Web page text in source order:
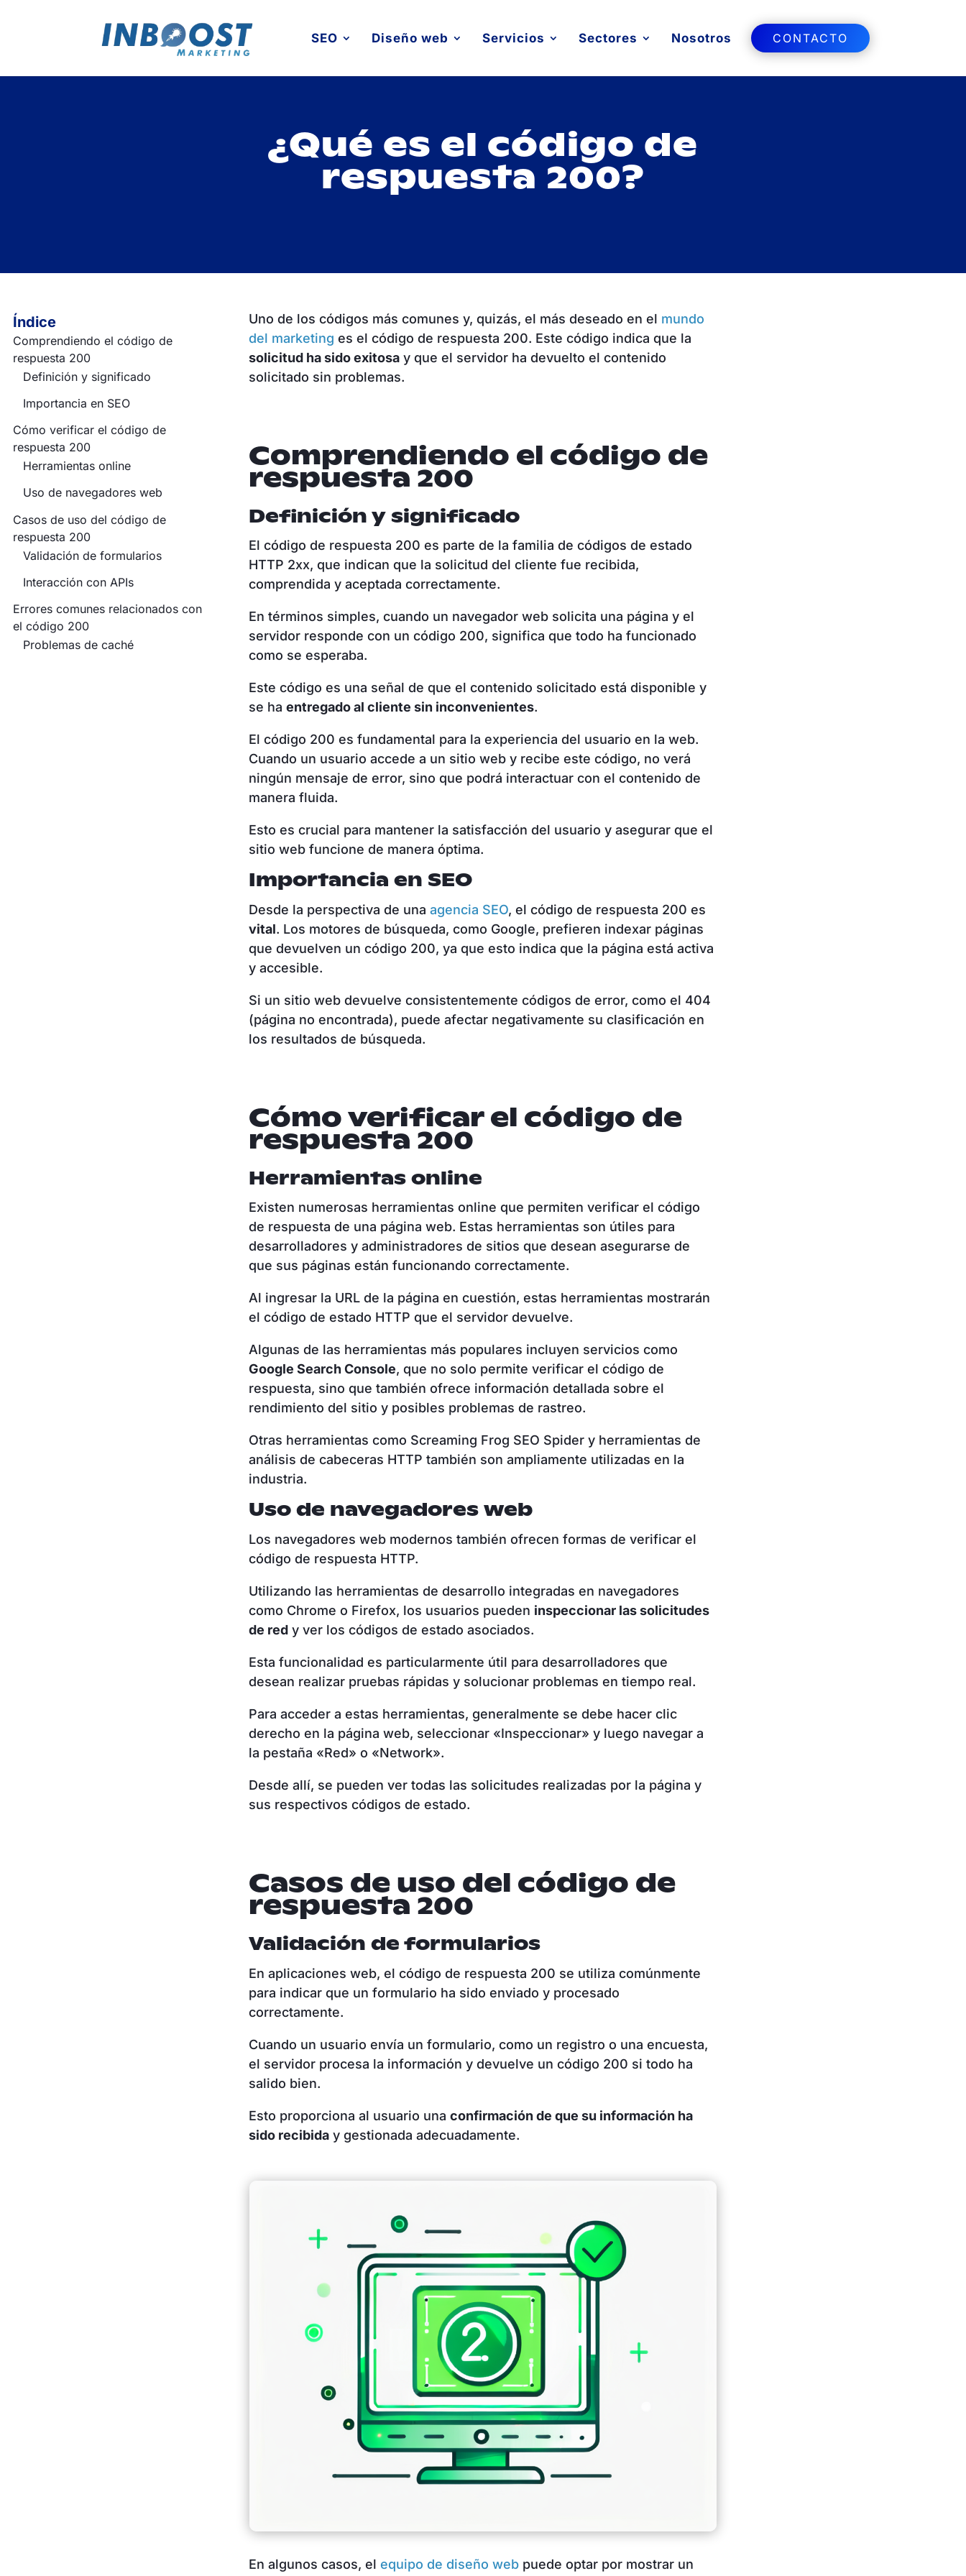
SEO Diseño web Servicios Sectores Nosotros CONTACTO
¿Qué es el código de
respuesta 200?
Índice
Comprendiendo el código de
respuesta 200
Definición y significado
Importancia en SEO
Cómo verificar el código de
respuesta 200
Herramientas online
Uso de navegadores web
Casos de uso del código de
respuesta 200
Validación de formularios
Interacción con APIs
Errores comunes relacionados con
el código 200
Problemas de caché
Uno de los códigos más comunes y, quizás, el más deseado en el mundo
del marketing es el código de respuesta 200. Este código indica que la
solicitud ha sido exitosa y que el servidor ha devuelto el contenido
solicitado sin problemas.
Comprendiendo el código de
respuesta 200
Definición y significado
El código de respuesta 200 es parte de la familia de códigos de estado
HTTP 2xx, que indican que la solicitud del cliente fue recibida,
comprendida y aceptada correctamente.
En términos simples, cuando un navegador web solicita una página y el
servidor responde con un código 200, significa que todo ha funcionado
como se esperaba.
Este código es una señal de que el contenido solicitado está disponible y
se haentregado al cliente sin inconvenientes.
El código 200 es fundamental para la experiencia del usuario en la web.
Cuando un usuario accede a un sitio web y recibe este código, no verá
ningún mensaje de error, sino que podrá interactuar con el contenido de
manera fluida.
Esto es crucial para mantener la satisfacción del usuario y asegurar que el
sitio web funcione de manera óptima.
Importancia en SEO
Desde la perspectiva de unaagencia SEO, el código de respuesta 200 es
vital. Los motores de búsqueda, como Google, prefieren indexar páginas
que devuelven un código 200, ya que esto indica que la página está activa
y accesible.
Si un sitio web devuelve consistentemente códigos de error, como el 404
(página no encontrada), puede afectar negativamente su clasificación en
los resultados de búsqueda.
Cómo verificar el código de
respuesta 200
Herramientas online
Existen numerosas herramientas online que permiten verificar el código
de respuesta de una página web. Estas herramientas son útiles para
desarrolladores y administradores de sitios que desean asegurarse de
que sus páginas están funcionando correctamente.
Al ingresar la URL de la página en cuestión, estas herramientas mostrarán
el código de estado HTTP que el servidor devuelve.
Algunas de las herramientas más populares incluyen servicios como
Google Search Console, que no solo permite verificar el código de
respuesta, sino que también ofrece información detallada sobre el
rendimiento del sitio y posibles problemas de rastreo.
Otras herramientas como Screaming Frog SEO Spider y herramientas de
análisis de cabeceras HTTP también son ampliamente utilizadas en la
industria.
Uso de navegadores web
Los navegadores web modernos también ofrecen formas de verificar el
código de respuesta HTTP.
Utilizando las herramientas de desarrollo integradas en navegadores
como Chrome o Firefox, los usuarios pueden inspeccionar las solicitudes
de red y ver los códigos de estado asociados.
Esta funcionalidad es particularmente útil para desarrolladores que
desean realizar pruebas rápidas y solucionar problemas en tiempo real.
Para acceder a estas herramientas, generalmente se debe hacer clic
derecho en la página web, seleccionar «Inspeccionar» y luego navegar a
la pestaña «Red» o «Network».
Desde allí, se pueden ver todas las solicitudes realizadas por la página y
sus respectivos códigos de estado.
Casos de uso del código de
respuesta 200
Validación de formularios
En aplicaciones web, el código de respuesta 200 se utiliza comúnmente
para indicar que un formulario ha sido enviado y procesado
correctamente.
Cuando un usuario envía un formulario, como un registro o una encuesta,
el servidor procesa la información y devuelve un código 200 si todo ha
salido bien.
Esto proporciona al usuario unaconfirmación de que su información ha
sido recibida y gestionada adecuadamente.
En algunos casos, elequipo de diseño web puede optar por mostrar un